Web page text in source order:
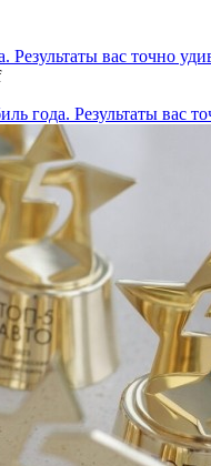
вас точно
года. Результаты вас